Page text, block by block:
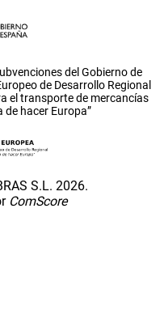
del Gobierno de
de Desarrollo Regional
el transporte de mercancías
de hacer Europa”
S.L. 2026.
ComScore